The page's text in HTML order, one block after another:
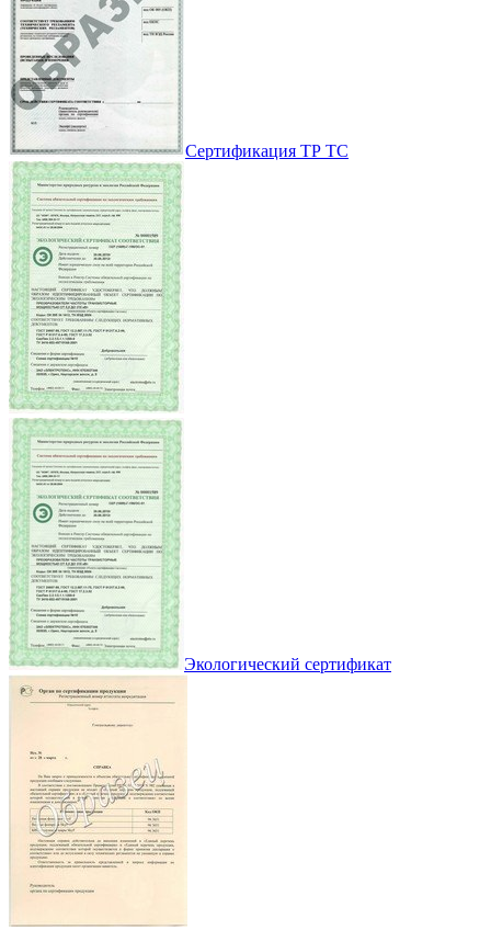
Сертификация ТР ТС
Экологический сертификат